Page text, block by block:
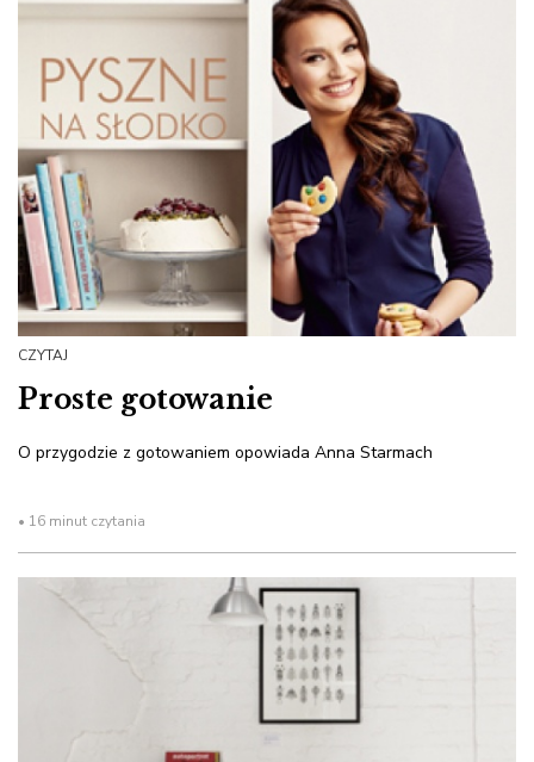
CZYTAJ
Proste gotowanie
O przygodzie z gotowaniem opowiada Anna Starmach
• 16 minut czytania